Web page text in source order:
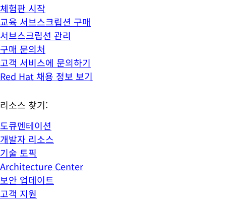
체험판 시작
교육 서브스크립션 구매
서브스크립션 관리
구매 문의처
고객 서비스에 문의하기
Red Hat 채용 정보 보기
리소스 찾기:
도큐멘테이션
개발자 리소스
기술 토픽
Architecture Center
보안 업데이트
고객 지원